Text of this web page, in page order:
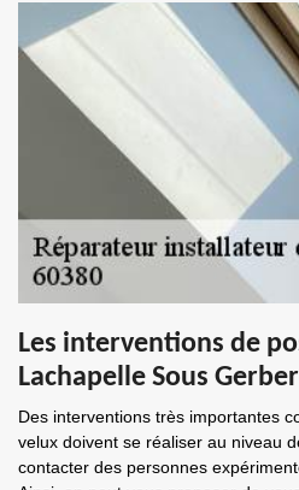
Les interventions de
Lachapelle Sous
Des interventions très importantes
velux doivent se réaliser au niveau
contacter des personnes